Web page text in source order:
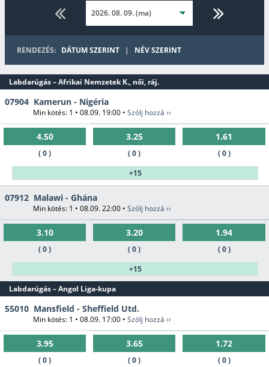
Asztalitenisz
Aussie Rules Amerikai foci Ökölvívás Kerékpár
Kosárlabda
Gyeplabda
RENDEZÉS: DÁTUM SZERINT | NÉV SZERINT
Labdarúgás – Afrikai Nemzetek K., női, ráj.
07904 Kamerun - Nigéria
Min kötés: 1 • 08.09. 19:00 • Szólj hozzá ››
4.50
( 0 )
3.25
( 0 )
1.61
( 0 )
+15
07912 Malawi - Ghána
Min kötés: 1 • 08.09. 22:00 • Szólj hozzá ››
3.10
( 0 )
3.20
( 0 )
1.94
( 0 )
+15
Labdarúgás – Angol Liga-kupa
55010 Mansfield - Sheffield Utd.
Min kötés: 1 • 08.09. 17:00 • Szólj hozzá ››
3.95
( 0 )
3.65
( 0 )
1.72
( 0 )